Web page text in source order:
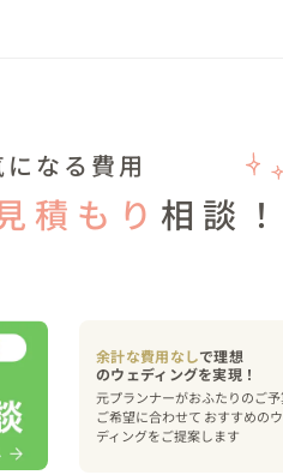
〜」
き
話していただきたいと提案。
にヒアリングし、内容をまとめ
になる費用
見積もり 相談！
余計な費用なしで理想
元プランナーがおふたりのご予
ご希望に合わせて おすすめの
ディングをご提案します